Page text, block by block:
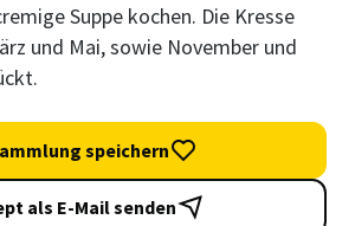
Suppe kochen. Die Kresse
und Mai, sowie November und
speichern
als E-Mail senden